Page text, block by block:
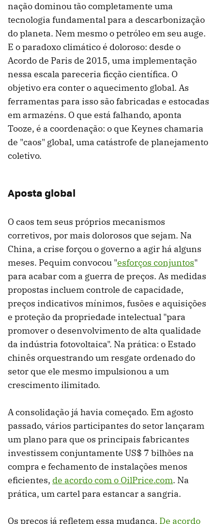
nação dominou tão completamente uma
tecnologia fundamental para a descarbonização
do planeta. Nem mesmo o petróleo em seu auge.
E o paradoxo climático é doloroso: desde o
Acordo de Paris de 2015, uma implementação
nessa escala pareceria ficção científica. O
objetivo era conter o aquecimento global. As
ferramentas para isso são fabricadas e estocadas
em armazéns. O que está falhando, aponta
Tooze, é a coordenação: o que Keynes chamaria
de "caos" global, uma catástrofe de planejamento
coletivo.
Aposta global
O caos tem seus próprios mecanismos
corretivos, por mais dolorosos que sejam. Na
China, a crise forçou o governo a agir há alguns
meses. Pequim convocou "esforços conjuntos"
para acabar com a guerra de preços. As medidas
propostas incluem controle de capacidade,
preços indicativos mínimos, fusões e aquisições
e proteção da propriedade intelectual "para
promover o desenvolvimento de alta qualidade
da indústria fotovoltaica". Na prática: o Estado
chinês orquestrando um resgate ordenado do
setor que ele mesmo impulsionou a um
crescimento ilimitado.
A consolidação já havia começado. Em agosto
passado, vários participantes do setor lançaram
um plano para que os principais fabricantes
investissem conjuntamente US$ 7 bilhões na
compra e fechamento de instalações menos
eficientes, de acordo com o OilPrice.com. Na
prática, um cartel para estancar a sangria.
Os preços já refletem essa mudança. De acordo